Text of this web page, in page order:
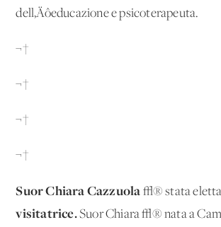
dell‚Äôeducazione e psicoterapeuta.
¬†
¬†
¬†
¬†
SuorChiara Cazzuola √® stata eletta
visitatrice.Suor Chiara √® nata a